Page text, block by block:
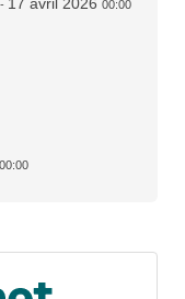
17 avril 2026 00:00
00:00